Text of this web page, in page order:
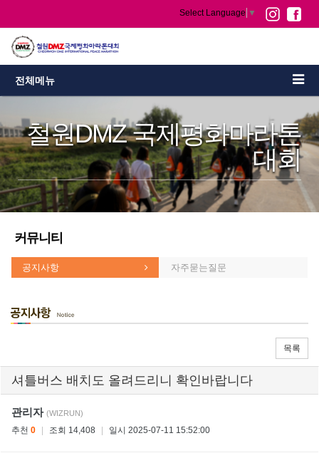
Select Language ▼
전체메뉴
철원DMZ 국제평화마라톤
대회
커뮤니티
공지사항 자주묻는질문
목록
셔틀버스 배치도 올려드리니 확인바랍니다
관리자 (WIZRUN)
추천 0 조회 14,408 일시 2025-07-11 15:52:00